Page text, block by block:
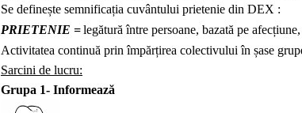
Se definește semnificația cuvântului prietenie din DEX :
PRIETENIE =legătură între persoane, bazată pe
Activitatea continuă prin împărțirea colectivului în șase
Sarcini de lucru:
Grupa 1- Informează